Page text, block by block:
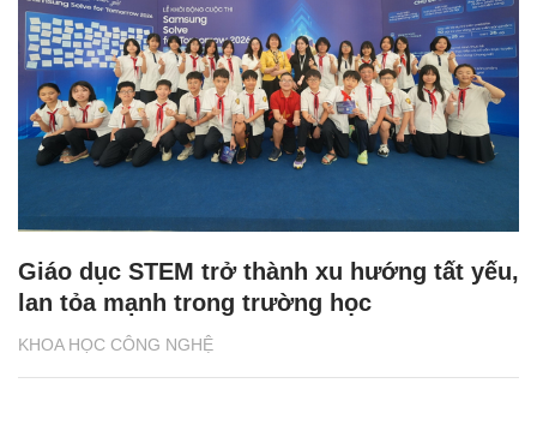
KHOA HỌC CÔNG NGHỆ
Giáo dục STEM trở thành xu hướng tất yếu,
lan tỏa mạnh trong trường học